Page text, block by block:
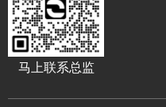
马上联系总监